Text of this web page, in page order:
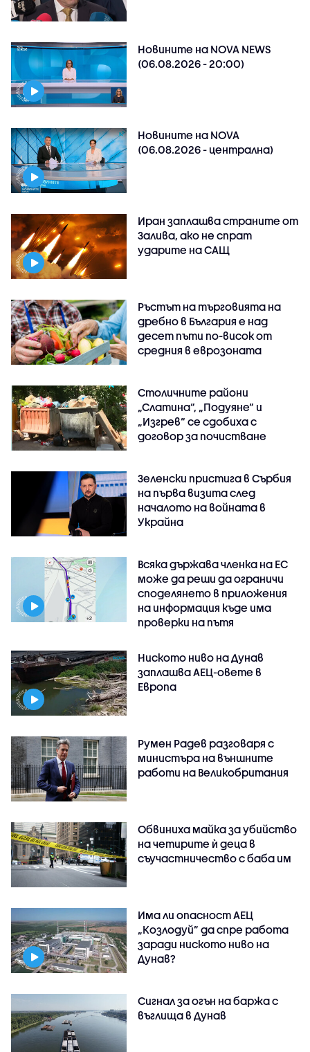
Новините на NOVA NEWS
(06.08.2026 - 20:00)
Новините на NOVA
(06.08.2026 - централна)
Иран заплашва страните от
Залива, ако не спрат
ударите на САЩ
Ръстът на търговията на
дребно в България е над
десет пъти по-висок от
средния в еврозоната
Столичните райони
„Слатина“, „Подуяне“ и
„Изгрев“ се сдобиха с
договор за почистване
Зеленски пристига в Сърбия
на първа визита след
началото на войната в
Украйна
Всяка държава членка на ЕС
може да реши да ограничи
споделянето в приложения
на информация къде има
проверки на пътя
Ниското ниво на Дунав
заплашва АЕЦ-овете в
Европа
Румен Радев разговаря с
министъра на външните
работи на Великобритания
Обвиниха майка за убийство
на четирите ѝ деца в
съучастничество с баба им
Има ли опасност АЕЦ
„Козлодуй” да спре работа
заради ниското ниво на
Дунав?
Сигнал за огън на баржа с
въглища в Дунав